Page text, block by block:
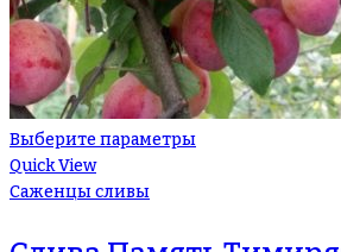
Выберите параметры
Quick View
Саженцы сливы